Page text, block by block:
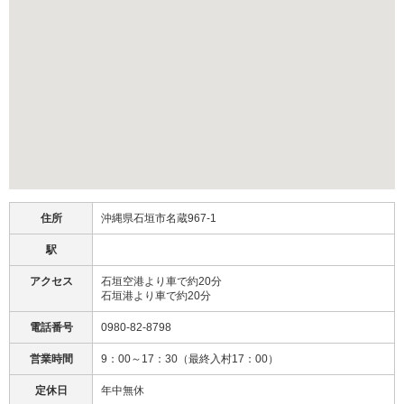
住所 沖縄県石垣市名蔵967-1
駅
アクセス
石垣空港より車で約20分
石垣港より車で約20分
電話番号 0980-82-8798
営業時間 9：00～17：30（最終入村17：00）
定休日 年中無休